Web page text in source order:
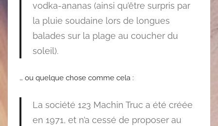
vodka-ananas (ainsi qu’être surpris par
la pluie soudaine lors de longues
balades sur la plage au coucher du
soleil).
… ou quelque chose comme cela :
La société 123 Machin Truc a été créée
en 1971, et n’a cessé de proposer au